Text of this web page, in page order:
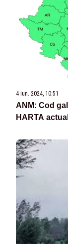
4 iun. 2024, 10:51
ANM: Cod
HARTA